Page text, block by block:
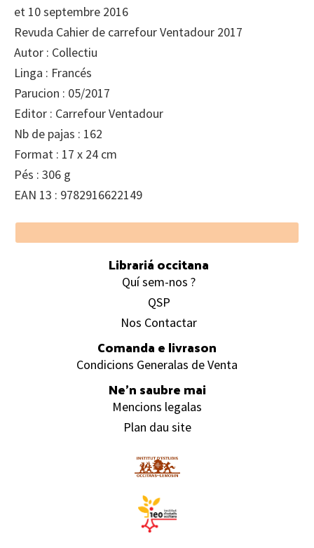
et 10 septembre 2016
Revuda Cahier de carrefour Ventadour 2017
Autor : Collectiu
Linga : Francés
Parucion : 05/2017
Editor : Carrefour Ventadour
Nb de pajas : 162
Format : 17 x 24 cm
Pés : 306 g
EAN 13 : 9782916622149
Footer
Librariá occitana
Quí sem-nos ?
QSP
Nos Contactar
Comanda e livrason
Condicions Generalas de Venta
Ne’n saubre mai
Mencions legalas
Plan dau site